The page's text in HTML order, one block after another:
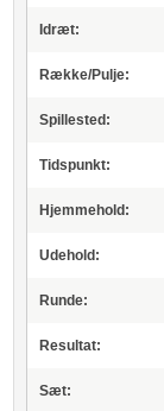
Idræt:
Række/Pulje:
Spillested:
Tidspunkt:
Hjemmehold:
Udehold:
Runde:
Resultat:
Sæt: